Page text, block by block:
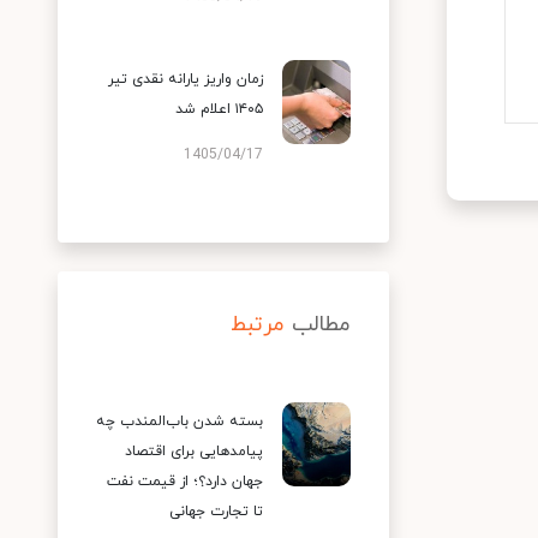
زمان واریز یارانه نقدی تیر
۱۴۰۵ اعلام شد
1405/04/17
مطالب مرتبط
بسته شدن باب‌المندب چه
پیامدهایی برای اقتصاد
جهان دارد؟؛ از قیمت نفت
تا تجارت جهانی